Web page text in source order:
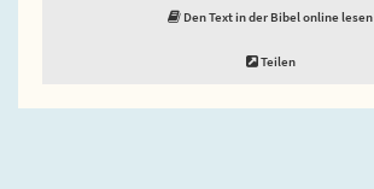
Den Text in der Bibel online lesen
Teilen